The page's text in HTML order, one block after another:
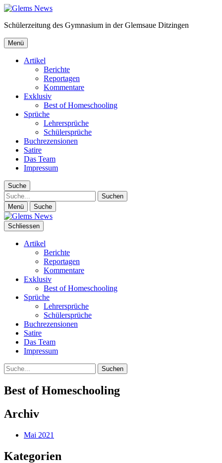
Schülerzeitung des Gymnasium in der Glemsaue Ditzingen
Menü
Artikel
Berichte
Reportagen
Kommentare
Exklusiv
Best of Homeschooling
Sprüche
Lehrersprüche
Schülersprüche
Buchrezensionen
Satire
Das Team
Impressum
Suche
Suche
Menü Suche
Schliessen
Artikel
Berichte
Reportagen
Kommentare
Exklusiv
Best of Homeschooling
Sprüche
Lehrersprüche
Schülersprüche
Buchrezensionen
Satire
Das Team
Impressum
Suche
Best of Homeschooling
Archiv
Mai 2021
Kategorien